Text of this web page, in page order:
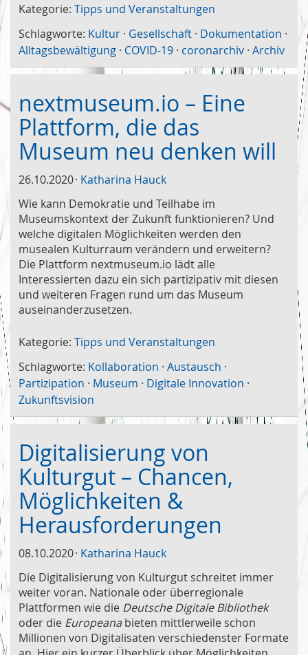
Kategorie: Tipps und Veranstaltungen
Schlagworte: Kultur · Gesellschaft · Dokumentation ·
Alltagsbewältigung · COVID-19 · coronarchiv · Archiv
nextmuseum.io – Eine
Plattform, die das
Museum neu denken will
26.10.2020 Katharina Hauck
Wie kann Demokratie und Teilhabe im
Museumskontext der Zukunft funktionieren? Und
welche digitalen Möglichkeiten werden den
musealen Kulturraum verändern und erweitern?
Die Plattform nextmuseum.io lädt alle
Interessierten dazu ein sich partizipativ mit diesen
und weiteren Fragen rund um das Museum
auseinanderzusetzen.
Kategorie: Tipps und Veranstaltungen
Schlagworte: Kollaboration · Austausch ·
Partizipation · Museum · Digitale Innovation ·
Zukunftsvision
Digitalisierung von
Kulturgut – Chancen,
Möglichkeiten &
Herausforderungen
08.10.2020 Katharina Hauck
Die Digitalisierung von Kulturgut schreitet immer
weiter voran. Nationale oder überregionale
Plattformen wie die Deutsche Digitale Bibliothek
oder die Europeanabieten mittlerweile schon
Millionen von Digitalisaten verschiedenster Formate